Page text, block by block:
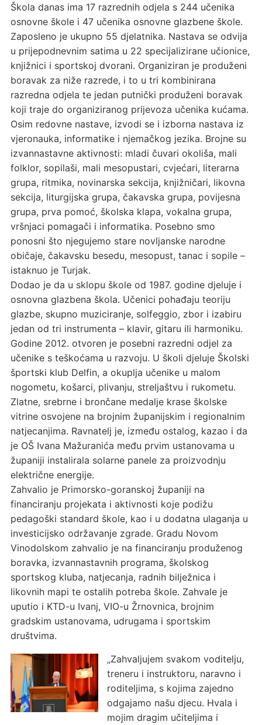
Škola danas ima 17 razrednih odjela s 244 učenika
osnovne škole i 47 učenika osnovne glazbene škole.
Zaposleno je ukupno 55 djelatnika. Nastava se odvija
u prijepodnevnim satima u 22 specijalizirane učionice,
knjižnici i sportskoj dvorani. Organiziran je produženi
boravak za niže razrede, i to u tri kombinirana
razredna odjela te jedan putnički produženi boravak
koji traje do organiziranog prijevoza učenika kućama.
Osim redovne nastave, izvodi se i izborna nastava iz
vjeronauka, informatike i njemačkog jezika. Brojne su
izvannastavne aktivnosti: mladi čuvari okoliša, mali
folklor, sopilaši, mali mesopustari, cvjećari, literarna
grupa, ritmika, novinarska sekcija, knjižničari, likovna
sekcija, liturgijska grupa, čakavska grupa, povijesna
grupa, prva pomoć, školska klapa, vokalna grupa,
vršnjaci pomagači i informatika. Posebno smo
ponosni što njegujemo stare novljanske narodne
običaje, čakavsku besedu, mesopust, tanac i sopile –
istaknuo je Turjak.
Dodao je da u sklopu škole od 1987. godine djeluje i
osnovna glazbena škola. Učenici pohađaju teoriju
glazbe, skupno muziciranje, solfeggio, zbor i izabiru
jedan od tri instrumenta – klavir, gitaru ili harmoniku.
Godine 2012. otvoren je posebni razredni odjel za
učenike s teškoćama u razvoju. U školi djeluje Školski
športski klub Delfin, a okuplja učenike u malom
nogometu, košarci, plivanju, streljaštvu i rukometu.
Zlatne, srebrne i brončane medalje krase školske
vitrine osvojene na brojnim županijskim i regionalnim
natjecanjima. Ravnatelj je, između ostalog, kazao i da
je OŠ Ivana Mažuranića među prvim ustanovama u
županiji instalirala solarne panele za proizvodnju
električne energije.
Zahvalio je Primorsko-goranskoj županiji na
financiranju projekata i aktivnosti koje podižu
pedagoški standard škole, kao i u dodatna ulaganja u
investicijsko održavanje zgrade. Gradu Novom
Vinodolskom zahvalio je na financiranju produženog
boravka, izvannastavnih programa, školskog
sportskog kluba, natjecanja, radnih bilježnica i
likovnih mapi te ostalih potreba škole. Zahvale je
uputio i KTD-u Ivanj, VIO-u Žrnovnica, brojnim
gradskim ustanovama, udrugama i sportskim
društvima.
„Zahvaljujem svakom voditelju,
treneru i instruktoru, naravno i
roditeljima, s kojima zajedno
odgajamo našu djecu. Hvala i
mojim dragim učiteljima i